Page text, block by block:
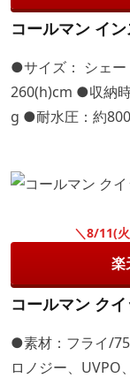
コールマン イ
●サイズ： シェ
260(h)cm ●収納
g ●耐水圧：約
＼8/11(
楽
コールマン ク
●素材：フライ/
ロノジー、UVPO